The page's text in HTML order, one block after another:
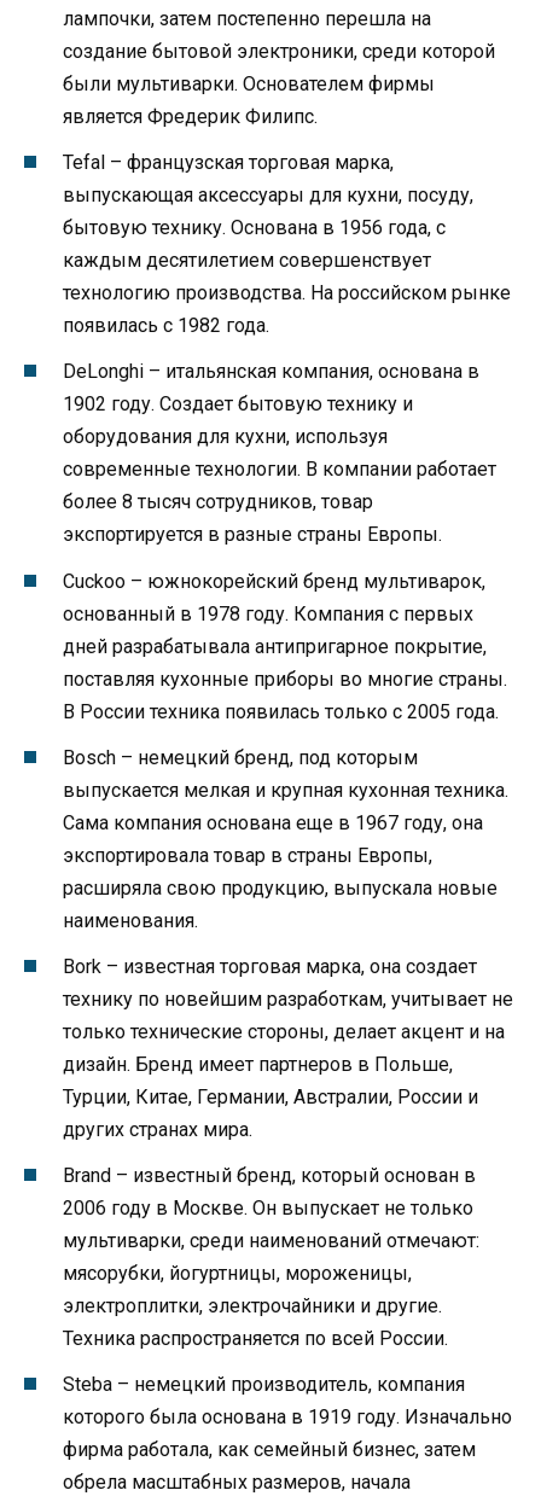
лампочки, затем постепенно перешла на
создание бытовой электроники, среди которой
были мультиварки. Основателем фирмы
является Фредерик Филипс.
Tefal – французская торговая марка,
выпускающая аксессуары для кухни, посуду,
бытовую технику. Основана в 1956 года, с
каждым десятилетием совершенствует
технологию производства. На российском рынке
появилась с 1982 года.
DeLonghi – итальянская компания, основана в
1902 году. Создает бытовую технику и
оборудования для кухни, используя
современные технологии. В компании работает
более 8 тысяч сотрудников, товар
экспортируется в разные страны Европы.
Cuckoo – южнокорейский бренд мультиварок,
основанный в 1978 году. Компания с первых
дней разрабатывала антипригарное покрытие,
поставляя кухонные приборы во многие страны.
В России техника появилась только с 2005 года.
Bosch – немецкий бренд, под которым
выпускается мелкая и крупная кухонная техника.
Сама компания основана еще в 1967 году, она
экспортировала товар в страны Европы,
расширяла свою продукцию, выпускала новые
наименования.
Bork – известная торговая марка, она создает
технику по новейшим разработкам, учитывает не
только технические стороны, делает акцент и на
дизайн. Бренд имеет партнеров в Польше,
Турции, Китае, Германии, Австралии, России и
других странах мира.
Brand – известный бренд, который основан в
2006 году в Москве. Он выпускает не только
мультиварки, среди наименований отмечают:
мясорубки, йогуртницы, мороженицы,
электроплитки, электрочайники и другие.
Техника распространяется по всей России.
Steba – немецкий производитель, компания
которого была основана в 1919 году. Изначально
фирма работала, как семейный бизнес, затем
обрела масштабных размеров, начала